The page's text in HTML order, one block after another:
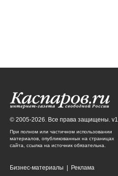
© 2005-2026. Все права защищены. v1
При полном или частичном использовании
материалов, опубликованных на страницах
сайта, ссылка на источник обязательна.
Бизнес-материалы Реклама